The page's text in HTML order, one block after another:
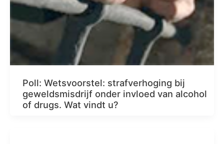
Poll: Wetsvoorstel: strafverhoging bij
geweldsmisdrijf onder invloed van alcohol
of drugs. Wat vindt u?